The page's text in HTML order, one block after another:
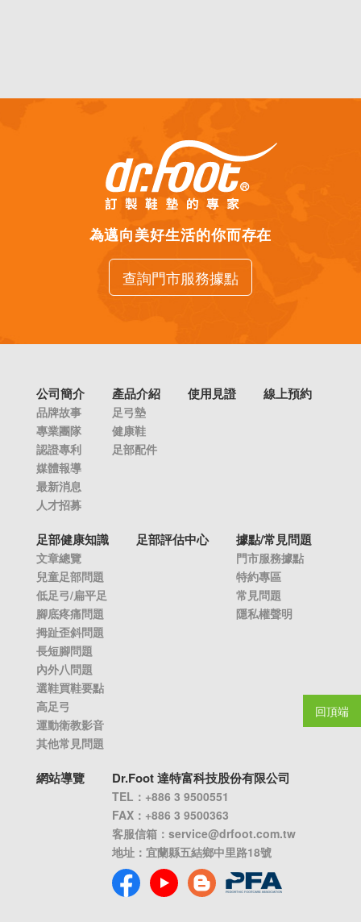
回頂端
為邁向美好生活的你而存在
查詢門市服務據點
公司簡介
品牌故事
專業團隊
認證專利
媒體報導
最新消息
人才招募
產品介紹
足弓墊
健康鞋
足部配件
使用見證 線上預約
足部健康知識
文章總覽
兒童足部問題
低足弓/扁平足
腳底疼痛問題
拇趾歪斜問題
長短腳問題
內外八問題
選鞋買鞋要點
高足弓
運動衛教影音
其他常見問題
足部評估中心 據點/常見問題
門市服務據點
特約專區
常見問題
隱私權聲明
網站導覽 Dr.Foot 達特富科技股份有限公司
TEL：+886 3 9500551
FAX：+886 3 9500363
客服信箱： service@drfoot.com.tw
地址：宜蘭縣五結鄉中里路18號